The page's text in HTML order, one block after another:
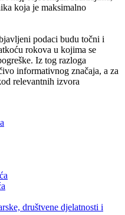
koja je maksimalno
podaci budu točni i
rokova u kojima se
Iz tog razloga
informativnog značaja, a za
relevantnih izvora
društvene djelatnosti i